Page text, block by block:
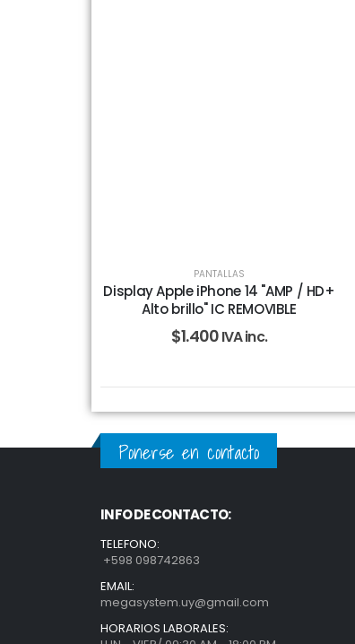
PANTALLAS
Display Apple iPhone 14 "AMP / HD+
Alto brillo" IC REMOVIBLE
$1.400IVA inc.
Ponerse en contacto
INFO DE CONTACTO:
TELEFONO:
+598 098742863
EMAIL:
megasystem.uy@gmail.com
HORARIOS LABORALES: